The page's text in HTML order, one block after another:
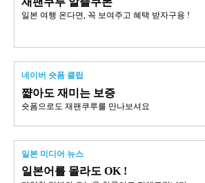
일본 여행 온다면, 꼭 보여주고 혜택 받자구용 !
네이버 숏폼 클립
쨟아도 재미는 보증
숏폼으로도 재팬쿠루를 만나보셔요
일본 미디어 뉴스
일본어를 몰라도 OK !